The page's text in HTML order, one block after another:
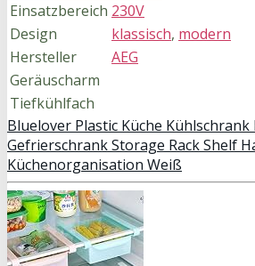
Einsatzbereich 230V
Design
klassisch, modern
Hersteller
AEG
Geräuscharm
Tiefkühlfach
Bluelover Plastic Küche
Gefrierschrank Storage Rack Shelf
Küchenorganisation Weiß